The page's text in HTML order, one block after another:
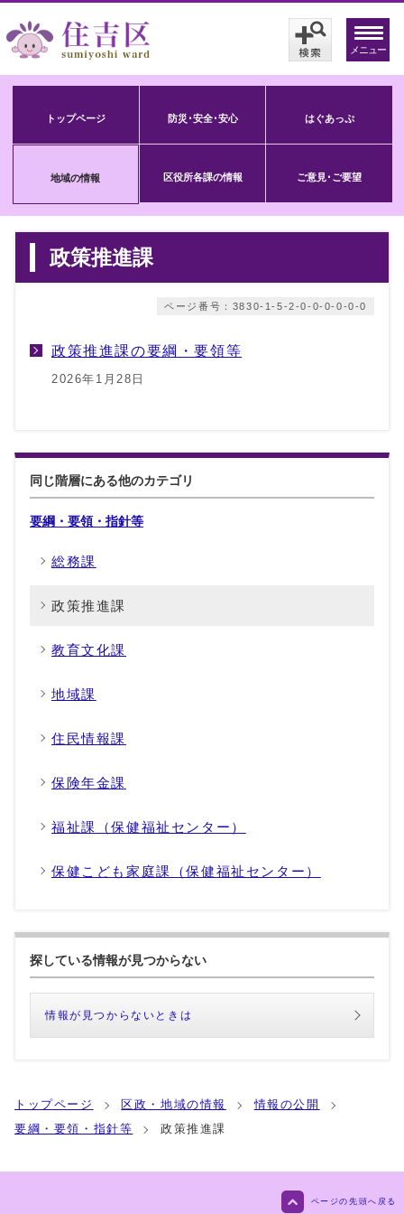
メニュー
トップページ 防災･安全･安心 はぐあっぷ
地域の情報 区役所各課の情報 ご意見･ご要望
政策推進課
ページ番号：3830-1-5-2-0-0-0-0-0-0
政策推進課の要綱・要領等
2026年1月28日
同じ階層にある他のカテゴリ
要綱・要領・指針等
総務課
政策推進課
教育文化課
地域課
住民情報課
保険年金課
福祉課（保健福祉センター）
保健こども家庭課（保健福祉センター）
探している情報が見つからない
情報が見つからないときは
トップページ 区政・地域の情報
情報の公開
要綱・要領・指針等
政策推進課
ページの先頭へ戻る